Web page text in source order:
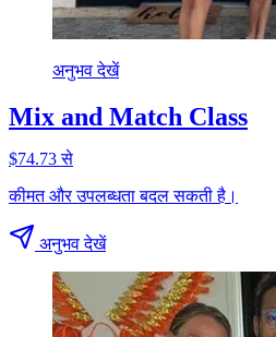
अनुभव देखें
Mix and Match Class
$74.73 से
कीमत और उपलब्धता बदल सकती है।
अनुभव देखें